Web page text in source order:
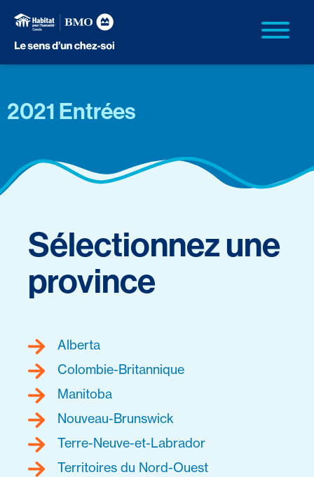
2021 Entrées
Sélectionnez une
province
Alberta
Colombie-Britannique
Manitoba
Nouveau-Brunswick
Terre-Neuve-et-Labrador
Territoires du Nord-Ouest